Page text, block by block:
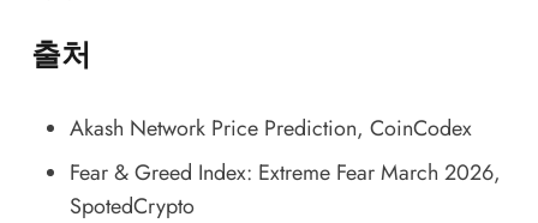
출처
Akash Network Price Prediction, CoinCodex
Fear & Greed Index: Extreme Fear March 2026,
SpotedCrypto